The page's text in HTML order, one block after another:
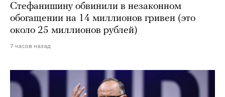
Стефанишину обвинили в незаконном
обогащении на 14 миллионов гривен (это
около 25 миллионов рублей)
7 часов назад